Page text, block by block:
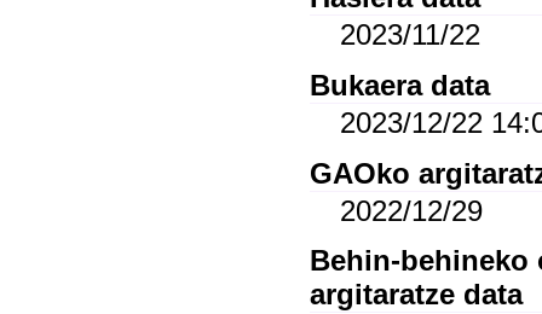
2023/11/22
Bukaera data
2023/12/22
GAOko
2022/12/29
Behin-behineko
argitaratze data